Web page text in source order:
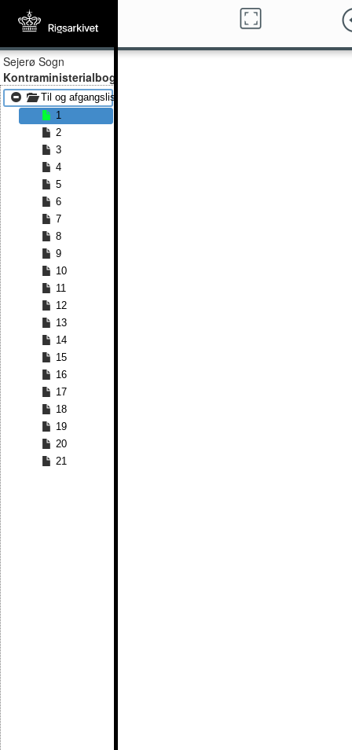
Sejerø Sogn
Kontraministerialbog
Til og afgangslister 1839 - Til og afgangslister 1863
1
2
3
4
5
6
7
8
9
10
11
12
13
14
15
16
17
18
19
20
21